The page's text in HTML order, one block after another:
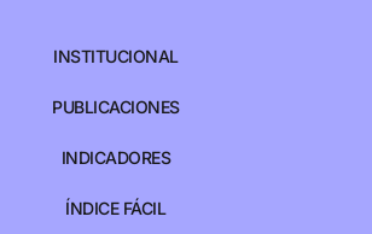
INSTITUCIONAL
PUBLICACIONES
INDICADORES
ÍNDICE FÁCIL